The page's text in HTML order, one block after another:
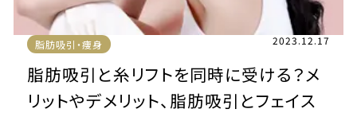
脂肪吸引・痩身 2023.12.17
脂肪吸引と糸リフトを同時に受ける？メ
リットやデメリット、脂肪吸引とフェイス